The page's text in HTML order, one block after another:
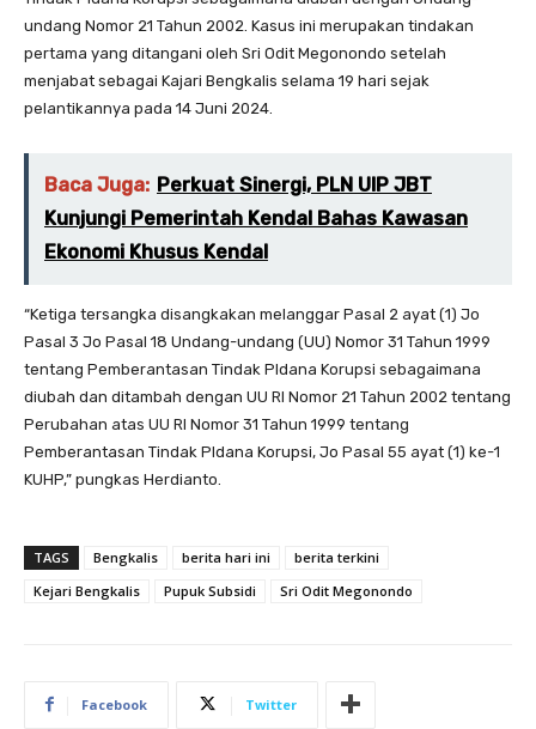
undang Nomor 21 Tahun 2002. Kasus ini merupakan tindakan
pertama yang ditangani oleh Sri Odit Megonondo setelah
menjabat sebagai Kajari Bengkalis selama 19 hari sejak
pelantikannya pada 14 Juni 2024.
Baca Juga: Perkuat Sinergi, PLN UIP JBT
Kunjungi Pemerintah Kendal Bahas Kawasan
Ekonomi Khusus Kendal
“Ketiga tersangka disangkakan melanggar Pasal 2 ayat (1) Jo
Pasal 3 Jo Pasal 18 Undang-undang (UU) Nomor 31 Tahun 1999
tentang Pemberantasan Tindak PIdana Korupsi sebagaimana
diubah dan ditambah dengan UU RI Nomor 21 Tahun 2002 tentang
Perubahan atas UU RI Nomor 31 Tahun 1999 tentang
Pemberantasan Tindak PIdana Korupsi, Jo Pasal 55 ayat (1) ke-1
KUHP,” pungkas Herdianto.
TAGS Bengkalis berita hari ini
berita terkini
Kejari Bengkalis
Pupuk Subsidi Sri Odit Megonondo
Facebook Twitter